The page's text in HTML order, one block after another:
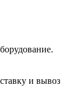
и вывоз